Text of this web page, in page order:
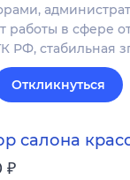
работы в сфере от
РФ, стабильная
Откликнуться
салона
₽